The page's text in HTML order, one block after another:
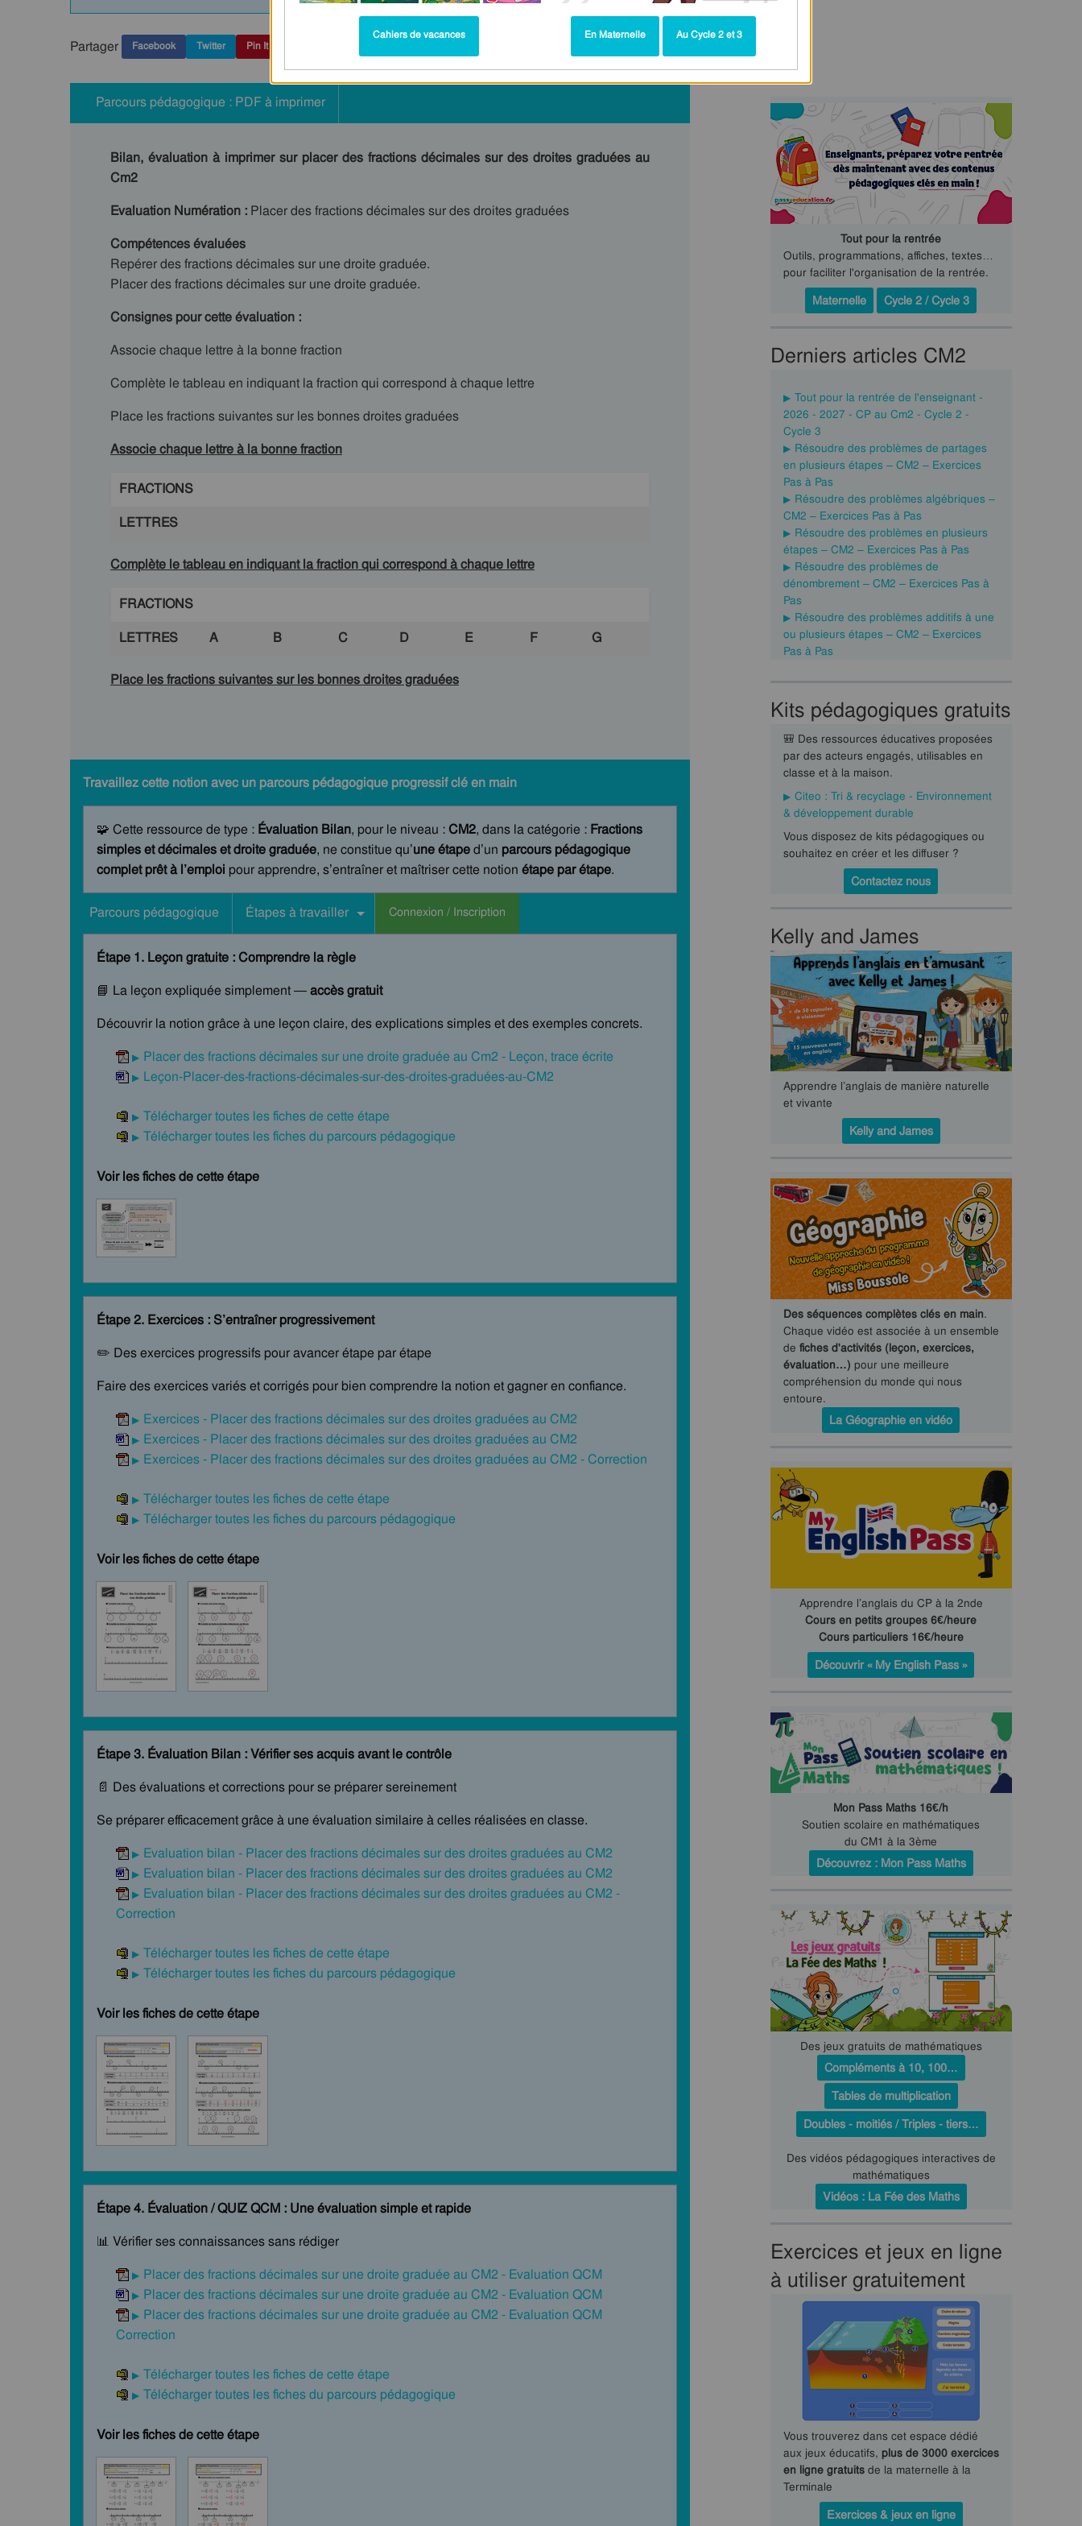
Partager Facebook Twitter Pin It
Parcours pédagogique : PDF à imprimer
Bilan, évaluation à imprimer sur placer des fractions décimales sur des droites graduées au
Cm2
Evaluation Numération : Placer des fractions décimales sur des droites graduées
Compétences évaluées
Repérer des fractions décimales sur une droite graduée.
Placer des fractions décimales sur une droite graduée.
Consignes pour cette évaluation :
Associe chaque lettre à la bonne fraction
Complète le tableau en indiquant la fraction qui correspond à chaque lettre
Place les fractions suivantes sur les bonnes droites graduées
Associe chaque lettre à la bonne fraction
FRACTIONS
LETTRES
Complète le tableau en indiquant la fraction qui correspond à chaque lettre
FRACTIONS
LETTRES
A B C D E F G
Place les fractions suivantes sur les bonnes droites graduées
Travaillez cette notion avec un parcours pédagogique progressif clé en main
🧩 Cette ressource de type : Évaluation Bilan, pour le niveau :CM2, dans la catégorie : Fractions
simples et décimales et droite graduée, ne constitue qu’une étaped’un parcours pédagogique
complet prêt à l’emploi pour apprendre, s’entraîner et maîtriser cette notion étape par étape.
Parcours pédagogique Étapes à travailler Connexion / Inscription
Étape 1. Leçon gratuite : Comprendre la règle
📘 La leçon expliquée simplement —accès gratuit
Découvrir la notion grâce à une leçon claire, des explications simples et des exemples concrets.
Placer des fractions décimales sur une droite graduée au Cm2 - Leçon, trace écrite
Leçon-Placer-des-fractions-décimales-sur-des-droites-graduées-au-CM2
Télécharger toutes les fiches de cette étape
Télécharger toutes les fiches du parcours pédagogique
Voir les fiches de cette étape
Étape 2. Exercices : S’entraîner progressivement
✏️ Des exercices progressifs pour avancer étape par étape
Faire des exercices variés et corrigés pour bien comprendre la notion et gagner en confiance.
Exercices - Placer des fractions décimales sur des droites graduées au CM2
Exercices - Placer des fractions décimales sur des droites graduées au CM2
Exercices - Placer des fractions décimales sur des droites graduées au CM2 - Correction
Télécharger toutes les fiches de cette étape
Télécharger toutes les fiches du parcours pédagogique
Voir les fiches de cette étape
Étape 3. Évaluation Bilan : Vérifier ses acquis avant le contrôle
📄 Des évaluations et corrections pour se préparer sereinement
Se préparer efficacement grâce à une évaluation similaire à celles réalisées en classe.
Evaluation bilan - Placer des fractions décimales sur des droites graduées au CM2
Evaluation bilan - Placer des fractions décimales sur des droites graduées au CM2
Evaluation bilan - Placer des fractions décimales sur des droites graduées au CM2 -
Correction
Télécharger toutes les fiches de cette étape
Télécharger toutes les fiches du parcours pédagogique
Voir les fiches de cette étape
Étape 4. Évaluation / QUIZ QCM : Une évaluation simple et rapide
📊 Vérifier ses connaissances sans rédiger
Placer des fractions décimales sur une droite graduée au CM2 - Evaluation QCM
Placer des fractions décimales sur une droite graduée au CM2 - Evaluation QCM
Placer des fractions décimales sur une droite graduée au CM2 - Evaluation QCM
Correction
Télécharger toutes les fiches de cette étape
Télécharger toutes les fiches du parcours pédagogique
Voir les fiches de cette étape
Tout pour la rentrée
Outils, programmations, affiches, textes…
pour faciliter l'organisation de la rentrée.
Maternelle
Cycle 2 / Cycle 3
Derniers articles CM2
Tout pour la rentrée de l'enseignant -
2026 - 2027 - CP au Cm2 - Cycle 2 -
Cycle 3
Résoudre des problèmes de partages
en plusieurs étapes – CM2 – Exercices
Pas à Pas
Résoudre des problèmes algébriques –
CM2 – Exercices Pas à Pas
Résoudre des problèmes en plusieurs
étapes – CM2 – Exercices Pas à Pas
Résoudre des problèmes de
dénombrement – CM2 – Exercices Pas à
Pas
Résoudre des problèmes additifs à une
ou plusieurs étapes – CM2 – Exercices
Pas à Pas
Kits pédagogiques gratuits
🎒 Des ressources éducatives proposées
par des acteurs engagés, utilisables en
classe et à la maison.
Citeo : Tri & recyclage - Environnement
& développement durable
Vous disposez de kits pédagogiques ou
souhaitez en créer et les diffuser ?
Contactez nous
Kelly and James
Apprendre l’anglais de manière naturelle
et vivante
Kelly and James
Des séquences complètes clés en main.
Chaque vidéo est associée à un ensemble
de fiches d'activités (leçon, exercices,
évaluation…) pour une meilleure
compréhension du monde qui nous
entoure.
La Géographie en vidéo
Apprendre l’anglais du CP à la 2nde
Cours en petits groupes 6€/heure
Cours particuliers 16€/heure
Découvrir « My English Pass »
Mon Pass Maths 16€/h
Soutien scolaire en mathématiques
du CM1 à la 3ème
Découvrez : Mon Pass Maths
Des jeux gratuits de mathématiques
Compléments à 10, 100…
Tables de multiplication
Doubles - moitiés / Triples - tiers…
Des vidéos pédagogiques interactives de
mathématiques
Vidéos : La Fée des Maths
Exercices et jeux en ligne
à utiliser gratuitement
Vous trouverez dans cet espace dédié
aux jeux éducatifs, plus de 3000 exercices
en ligne gratuitsde la maternelle à la
Terminale
Exercices & jeux en ligne
Cahiers de vacances En Maternelle Au Cycle 2 et 3